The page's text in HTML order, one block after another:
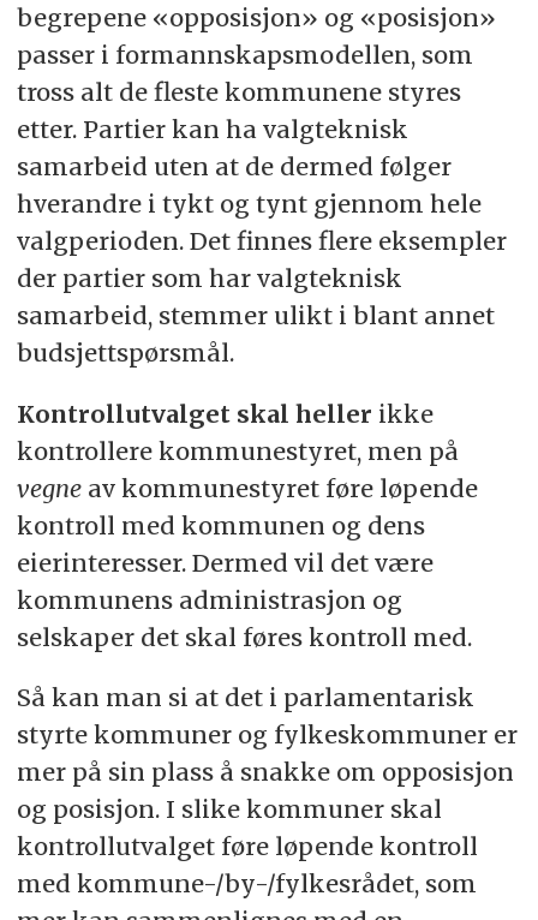
begrepene «opposisjon» og «posisjon»
passer i formannskapsmodellen, som
tross alt de fleste kommunene styres
etter. Partier kan ha valgteknisk
samarbeid uten at de dermed følger
hverandre i tykt og tynt gjennom hele
valgperioden. Det finnes flere eksempler
der partier som har valgteknisk
samarbeid, stemmer ulikt i blant annet
budsjettspørsmål.
Kontrollutvalget skal heller ikke
kontrollere kommunestyret, men på
vegneav kommunestyret føre løpende
kontroll med kommunen og dens
eierinteresser. Dermed vil det være
kommunens administrasjon og
selskaper det skal føres kontroll med.
Så kan man si at det i parlamentarisk
styrte kommuner og fylkeskommuner er
mer på sin plass å snakke om opposisjon
og posisjon. I slike kommuner skal
kontrollutvalget føre løpende kontroll
med kommune-/by-/fylkesrådet, som